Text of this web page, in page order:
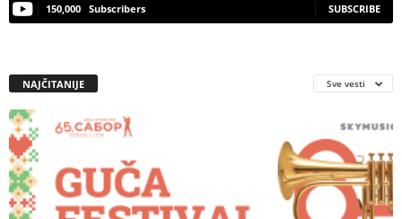
150,000 Subscribers SUBSCRIBE
NAJČITANIJE Sve vesti